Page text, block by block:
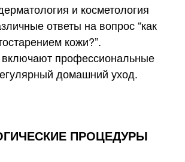
и косметология
ответы на вопрос “как
кожи?”.
профессиональные
домашний уход.
ПРОЦЕДУРЫ